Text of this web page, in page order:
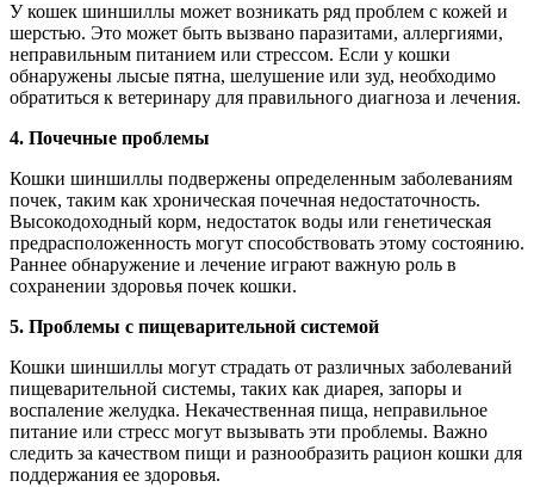
У кошек шиншиллы может возникать ряд проблем с кожей и
шерстью. Это может быть вызвано паразитами, аллергиями,
неправильным питанием или стрессом. Если у кошки
обнаружены лысые пятна, шелушение или зуд, необходимо
обратиться к ветеринару для правильного диагноза и лечения.
4. Почечные проблемы
Кошки шиншиллы подвержены определенным заболеваниям
почек, таким как хроническая почечная недостаточность.
Высокодоходный корм, недостаток воды или генетическая
предрасположенность могут способствовать этому состоянию.
Раннее обнаружение и лечение играют важную роль в
сохранении здоровья почек кошки.
5. Проблемы с пищеварительной системой
Кошки шиншиллы могут страдать от различных заболеваний
пищеварительной системы, таких как диарея, запоры и
воспаление желудка. Некачественная пища, неправильное
питание или стресс могут вызывать эти проблемы. Важно
следить за качеством пищи и разнообразить рацион кошки для
поддержания ее здоровья.